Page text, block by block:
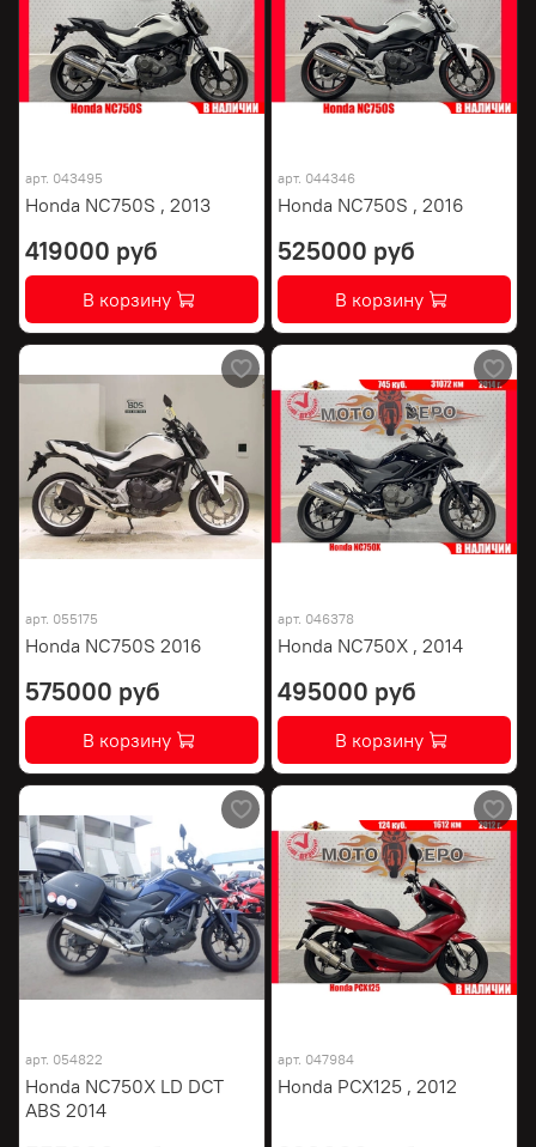
арт. 043495
Honda NC750S , 2013
419000 руб
В корзину
арт. 044346
Honda NC750S , 2016
525000 руб
В корзину
арт. 055175
Honda NC750S 2016
575000 руб
В корзину
арт. 046378
Honda NC750X , 2014
495000 руб
В корзину
арт. 054822
Honda NC750X LD DCT
ABS 2014
арт. 047984
Honda PCX125 , 2012